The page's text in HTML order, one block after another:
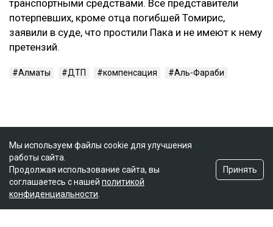
транспортными средствами. Все представители
потерпевших, кроме отца погибшей Томирис,
заявили в суде, что простили Пака и не имеют к нему
претензий.
Алматы ДТП компенсация Аль-Фараби
Мы используем файлы cookie для улучшения
работы сайта.
Продолжая использование сайта, вы
соглашаетесь с нашей политикой
конфиденциальности
Принять